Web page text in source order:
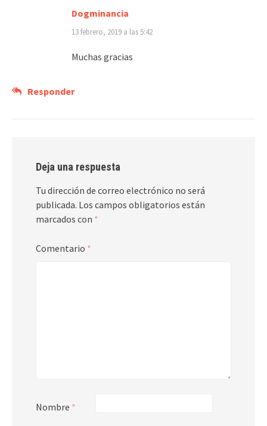
Dogminancia
13 febrero, 2019 a las 5:42
Muchas gracias
Responder
Deja una respuesta
Tu dirección de correo electrónico no será
publicada. Los campos obligatorios están
marcados con *
Comentario *
Nombre *